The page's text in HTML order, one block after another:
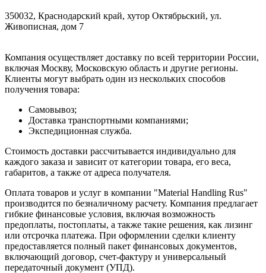
350032, Краснодарский край, хутор Октябрьский, ул.
Живописная, дом 7
Компания осуществляет доставку по всей территории России,
включая Москву, Московскую область и другие регионы.
Клиенты могут выбрать один из нескольких способов
получения товара:
Самовывоз;
Доставка транспортными компаниями;
Экспедиционная служба.
Стоимость доставки рассчитывается индивидуально для
каждого заказа и зависит от категории товара, его веса,
габаритов, а также от адреса получателя.
Оплата товаров и услуг в компании "Material Handling Rus"
производится по безналичному расчету. Компания предлагает
гибкие финансовые условия, включая возможность
предоплаты, постоплаты, а также такие решения, как лизинг
или отсрочка платежа. При оформлении сделки клиенту
предоставляется полный пакет финансовых документов,
включающий договор, счет-фактуру и универсальный
передаточный документ (УПД).